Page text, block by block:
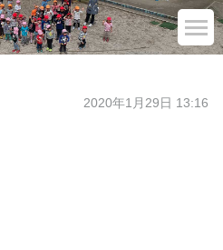
2020年1月29日 13:16